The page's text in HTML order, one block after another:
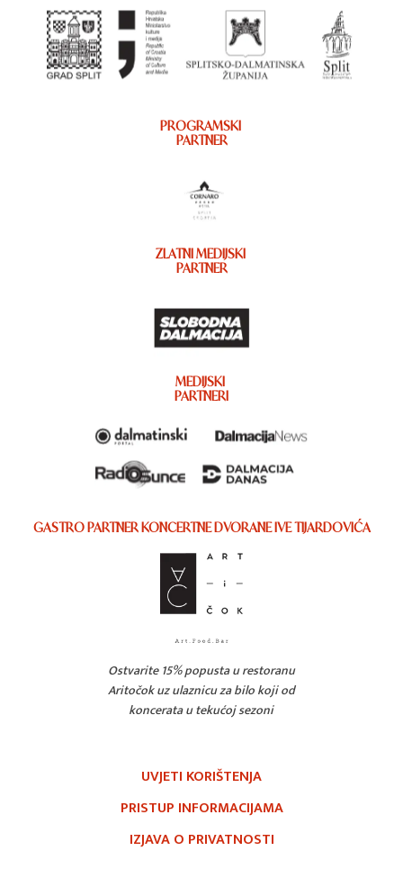
PROGRAMSKI
PARTNER
ZLATNI MEDIJSKI
PARTNER
MEDIJSKI
PARTNERI
GASTRO PARTNER KONCERTNE DVORANE IVE TIJARDOVIĆA
Ostvarite 15% popusta u restoranu
Aritočok uz ulaznicu za bilo koji od
koncerata u tekućoj sezoni
UVJETI KORIŠTENJA
PRISTUP INFORMACIJAMA
IZJAVA O PRIVATNOSTI